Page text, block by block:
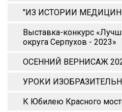
"ИЗ ИСТОРИИ
Выставка-конкурс
округа Серпухов - 2023»
ОСЕННИЙ ВЕРНИСАЖ
УРОКИ
К Юбилею Красного